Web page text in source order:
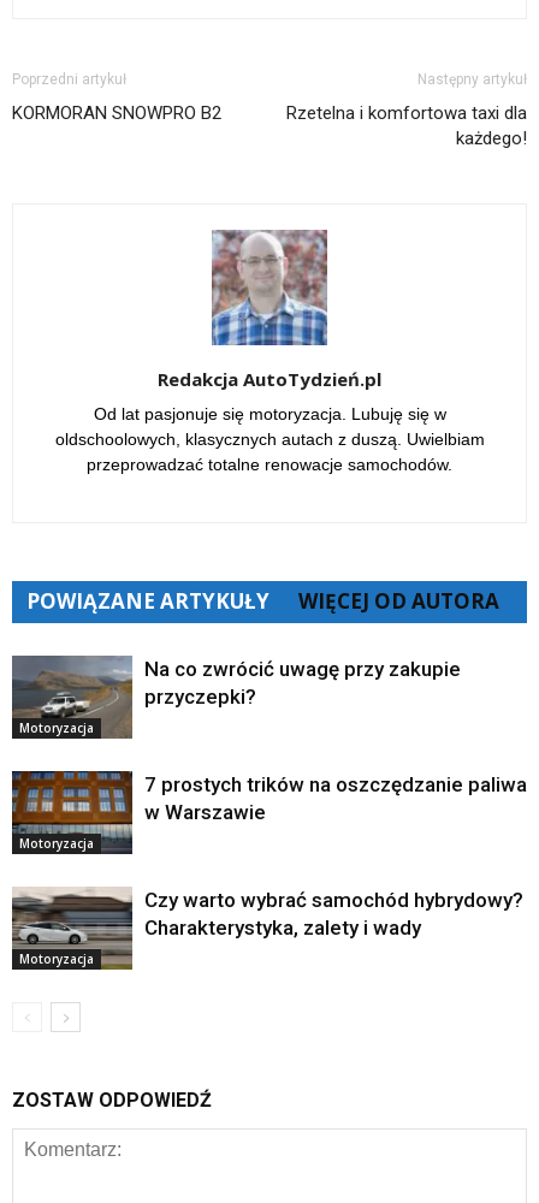
Poprzedni artykuł
KORMORAN SNOWPRO B2
Następny artykuł
Rzetelna i komfortowa taxi dla
każdego!
Redakcja AutoTydzień.pl
Od lat pasjonuje się motoryzacja. Lubuję się w
oldschoolowych, klasycznych autach z duszą. Uwielbiam
przeprowadzać totalne renowacje samochodów.
POWIĄZANE ARTYKUŁY WIĘCEJ OD AUTORA
Motoryzacja
Na co zwrócić uwagę przy zakupie
przyczepki?
Motoryzacja
7 prostych trików na oszczędzanie paliwa
w Warszawie
Motoryzacja
Czy warto wybrać samochód hybrydowy?
Charakterystyka, zalety i wady
ZOSTAW ODPOWIEDŹ